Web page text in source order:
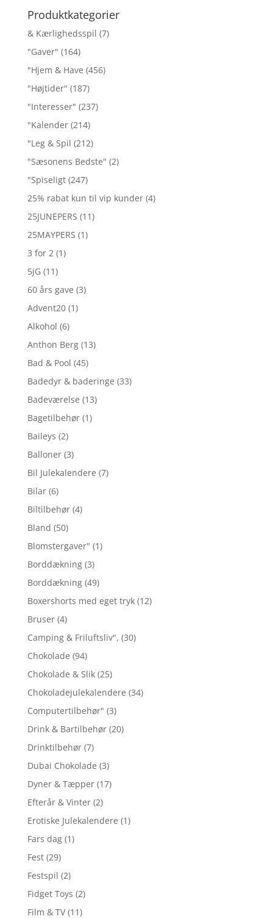
Produktkategorier
& Kærlighedsspil (7)
"Gaver" (164)
"Hjem & Have (456)
"Højtider" (187)
"Interesser" (237)
"Kalender (214)
"Leg & Spil (212)
"Sæsonens Bedste" (2)
"Spiseligt (247)
25% rabat kun til vip kunder (4)
25JUNEPERS (11)
25MAYPERS (1)
3 for 2 (1)
5jG (11)
60 års gave (3)
Advent20 (1)
Alkohol (6)
Anthon Berg (13)
Bad & Pool (45)
Badedyr & baderinge (33)
Badeværelse (13)
Bagetilbehør (1)
Baileys (2)
Balloner (3)
Bil Julekalendere (7)
Bilar (6)
Biltilbehør (4)
Bland (50)
Blomstergaver" (1)
Borddækning (3)
Borddækning (49)
Boxershorts med eget tryk (12)
Bruser (4)
Camping & Friluftsliv", (30)
Chokolade (94)
Chokolade & Slik (25)
Chokoladejulekalendere (34)
Computertilbehør" (3)
Drink & Bartilbehør (20)
Drinktilbehør (7)
Dubai Chokolade (3)
Dyner & Tæpper (17)
Efterår & Vinter (2)
Erotiske Julekalendere (1)
Fars dag (1)
Fest (29)
Festspil (2)
Fidget Toys (2)
Film & TV (11)